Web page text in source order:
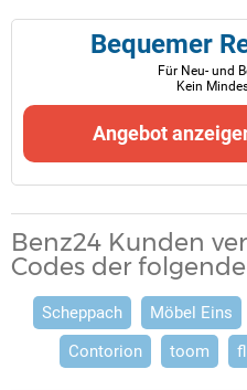
Bequemer
Für Neu- und
Kein
Angebot
Benz24 Kunden
Codes der
Scheppach Möbel Eins
Contorion
toom